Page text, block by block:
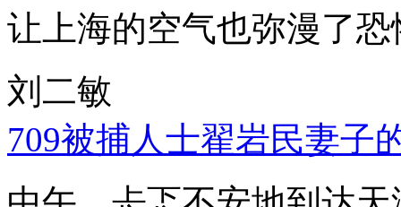
让上海的空气也弥漫了
刘二敏
709被捕人士翟岩民妻子